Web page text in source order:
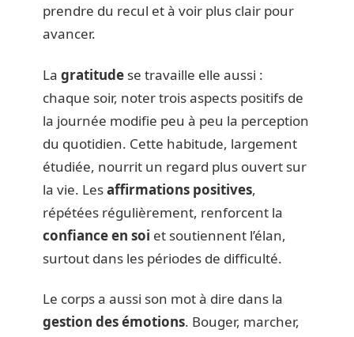
prendre du recul et à voir plus clair pour
avancer.
La gratitude se travaille elle aussi :
chaque soir, noter trois aspects positifs de
la journée modifie peu à peu la perception
du quotidien. Cette habitude, largement
étudiée, nourrit un regard plus ouvert sur
la vie. Lesaffirmations positives,
répétées régulièrement, renforcent la
confiance en soi et soutiennent l’élan,
surtout dans les périodes de difficulté.
Le corps a aussi son mot à dire dans la
gestion des émotions. Bouger, marcher,